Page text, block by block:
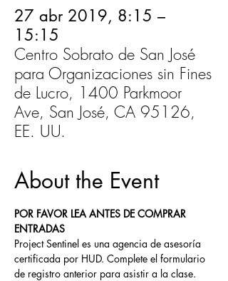
27 abr 2019, 8:15 –
15:15
Centro Sobrato de San José
para Organizaciones sin Fines
de Lucro, 1400 Parkmoor
Ave, San José, CA 95126,
EE. UU.
About the Event
POR FAVOR LEA ANTES DE COMPRAR
ENTRADAS
Project Sentinel es una agencia de asesoría
certificada por HUD. Complete el formulario
de registro anterior para asistir a la clase.